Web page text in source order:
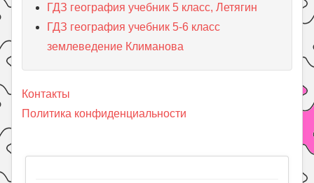
ГДЗ география учебник 5 класс, Летягин
ГДЗ география учебник 5-6 класс
землеведение Климанова
Контакты
Политика конфиденциальности